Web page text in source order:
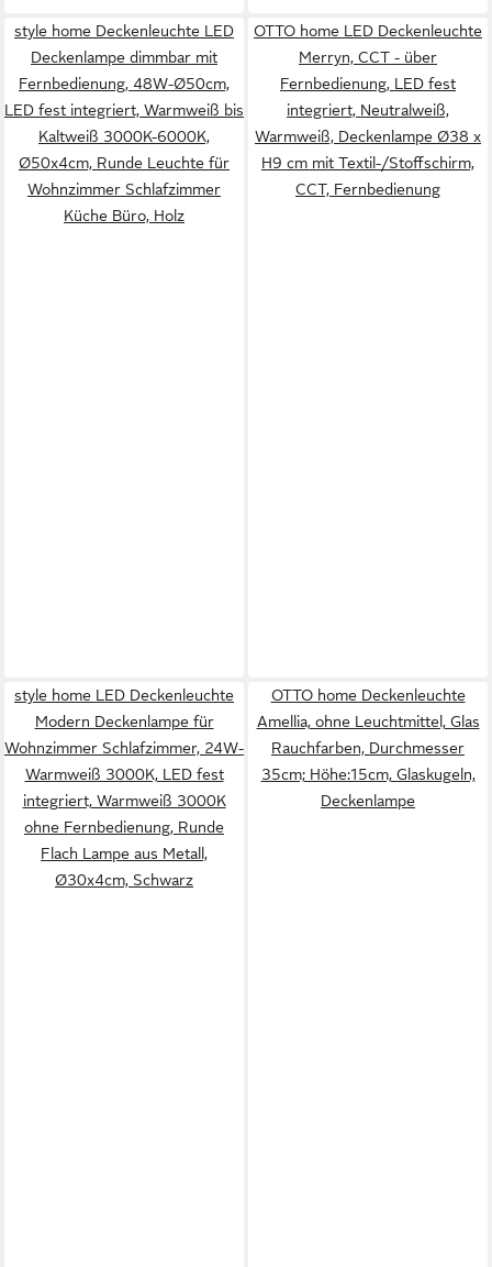
style home Deckenleuchte LED
Deckenlampe dimmbar mit
Fernbedienung, 48W-Ø50cm,
LED fest integriert, Warmweiß bis
Kaltweiß 3000K-6000K,
Ø50x4cm, Runde Leuchte für
Wohnzimmer Schlafzimmer
Küche Büro, Holz
OTTO home LED Deckenleuchte
Merryn, CCT - über
Fernbedienung, LED fest
integriert, Neutralweiß,
Warmweiß, Deckenlampe Ø38 x
H9 cm mit Textil-/Stoffschirm,
CCT, Fernbedienung
style home LED Deckenleuchte
Modern Deckenlampe für
Wohnzimmer Schlafzimmer, 24W-
Warmweiß 3000K, LED fest
integriert, Warmweiß 3000K
ohne Fernbedienung, Runde
Flach Lampe aus Metall,
Ø30x4cm, Schwarz
OTTO home Deckenleuchte
Amellia, ohne Leuchtmittel, Glas
Rauchfarben, Durchmesser
35cm; Höhe:15cm, Glaskugeln,
Deckenlampe